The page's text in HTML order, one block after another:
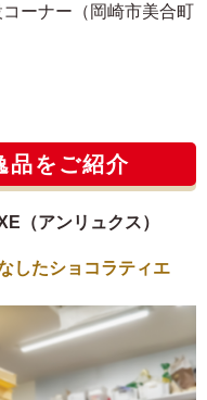
ーナー（岡崎市美合町
品をご紹介
（アンリュクス）
したショコラティエ